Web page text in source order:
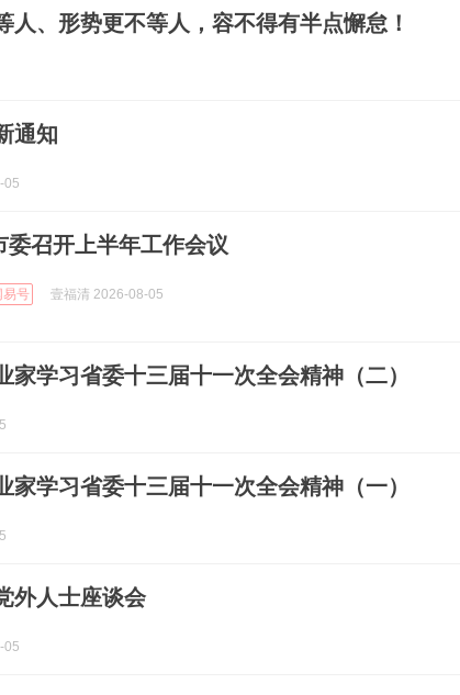
人、形势更不等人，容不得有半点懈怠！
通知
05
委召开上半年工作会议
易号 壹福清 2026-08-05
家学习省委十三届十一次全会精神（二）
家学习省委十三届十一次全会精神（一）
外人士座谈会
05